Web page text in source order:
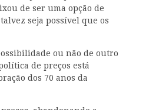
de ser uma opção de
seja possível que os
ou não de outro
de preços está
dos 70 anos da